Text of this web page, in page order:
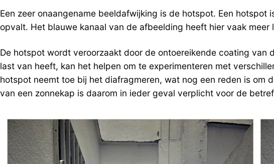
Een zeer onaangename beeldafwijking is de hotspot. Een
opvalt. Het blauwe kanaal van de afbeelding heeft hier vaak
De hotspot wordt veroorzaakt door de ontoereikende coating van
last van heeft, kan het helpen om te experimenteren met
hotspot neemt toe bij het diafragmeren, wat nog een reden is
van een zonnekap is daarom in ieder geval verplicht voor de